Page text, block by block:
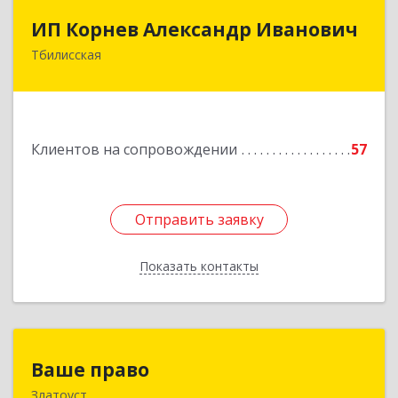
ИП Корнев Александр Иванович
Тбилисская
Клиентов на сопровождении 57
Отправить заявку
Показать контакты
352360, Краснодарский край, Тбилисский р-н,
Отправить заявку
Назад
Ваше право
Златоуст